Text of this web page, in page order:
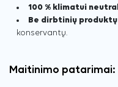
100 % klimatui
Be dirbtinių
konservantų.
Maitinimo patarimai: